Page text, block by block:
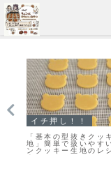
マフィン
「濃厚ガトーショコ
ン」冷やして美味し
ンレシピだよ！
メニュー